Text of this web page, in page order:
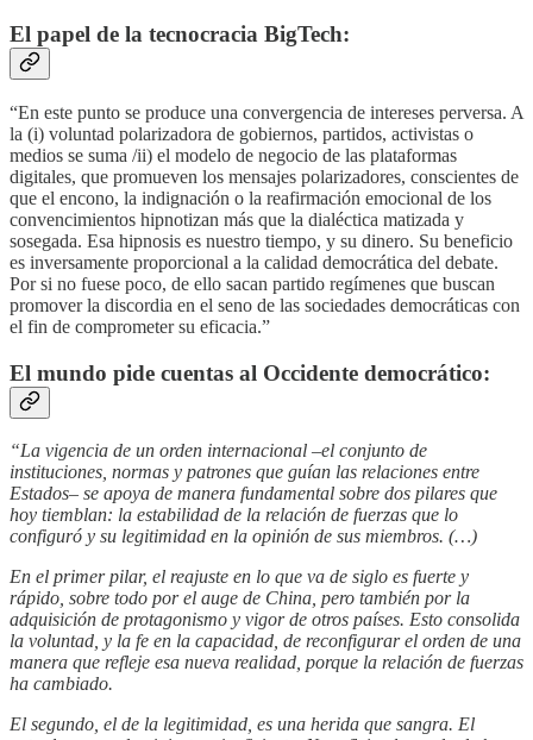
El papel de la tecnocracia BigTech:
“En este punto se produce una convergencia de intereses perversa. A
la (i) voluntad polarizadora de gobiernos, partidos, activistas o
medios se suma /ii) el modelo de negocio de las plataformas
digitales, que promueven los mensajes polarizadores, conscientes de
que el encono, la indignación o la reafirmación emocional de los
convencimientos hipnotizan más que la dialéctica matizada y
sosegada. Esa hipnosis es nuestro tiempo, y su dinero. Su beneficio
es inversamente proporcional a la calidad democrática del debate.
Por si no fuese poco, de ello sacan partido regímenes que buscan
promover la discordia en el seno de las sociedades democráticas con
el fin de comprometer su eficacia.”
El mundo pide cuentas al Occidente democrático:
“La vigencia de un orden internacional –el conjunto de
instituciones, normas y patrones que guían las relaciones entre
Estados– se apoya de manera fundamental sobre dos pilares que
hoy tiemblan: la estabilidad de la relación de fuerzas que lo
configuró y su legitimidad en la opinión de sus miembros. (…)
En el primer pilar, el reajuste en lo que va de siglo es fuerte y
rápido, sobre todo por el auge de China, pero también por la
adquisición de protagonismo y vigor de otros países. Esto consolida
la voluntad, y la fe en la capacidad, de reconfigurar el orden de una
manera que refleje esa nueva realidad, porque la relación de fuerzas
ha cambiado.
El segundo, el de la legitimidad, es una herida que sangra. El